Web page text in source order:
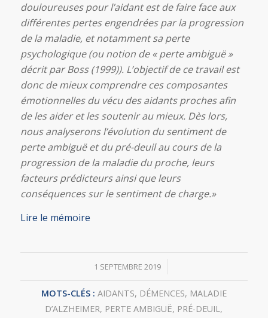
douloureuses pour l’aidant est de faire face aux
différentes pertes engendrées par la progression
de la maladie, et notamment sa perte
psychologique (ou notion de « perte ambiguë »
décrit par Boss (1999)). L’objectif de ce travail est
donc de mieux comprendre ces composantes
émotionnelles du vécu des aidants proches afin
de les aider et les soutenir au mieux. Dès lors,
nous analyserons l’évolution du sentiment de
perte ambiguë et du pré-deuil au cours de la
progression de la maladie du proche, leurs
facteurs prédicteurs ainsi que leurs
conséquences sur le sentiment de charge.»
Lire le mémoire
1 SEPTEMBRE 2019
/
MOTS-CLÉS : AIDANTS, DÉMENCES, MALADIE
D’ALZHEIMER, PERTE AMBIGUË, PRÉ-DEUIL,